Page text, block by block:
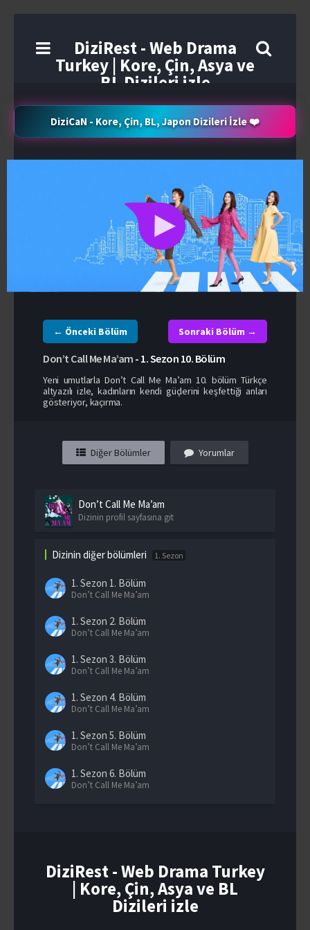
DiziRest - Web Drama
Turkey | Kore, Çin, Asya ve
BL Dizileri izle
DiziCaN - Kore, Çin, BL, Japon Dizileri İzle ❤️
← Önceki Bölüm Sonraki Bölüm →
Don’t Call Me Ma’am - 1. Sezon 10. Bölüm
Yeni umutlarla Don’t Call Me Ma’am 10. bölüm Türkçe
altyazılı izle, kadınların kendi güçlerini keşfettiği anları
gösteriyor, kaçırma.
Diğer Bölümler Yorumlar
Don’t Call Me Ma’am
Dizinin profil sayfasına git
Dizinin diğer bölümleri 1. Sezon
1. Sezon 1. Bölüm
Don’t Call Me Ma’am
1. Sezon 2. Bölüm
Don’t Call Me Ma’am
1. Sezon 3. Bölüm
Don’t Call Me Ma’am
1. Sezon 4. Bölüm
Don’t Call Me Ma’am
1. Sezon 5. Bölüm
Don’t Call Me Ma’am
1. Sezon 6. Bölüm
Don’t Call Me Ma’am
1. Sezon9. Bölüm
Don’t Call Me Ma’am
DiziRest - Web Drama Turkey
| Kore, Çin, Asya ve BL
Dizileri izle